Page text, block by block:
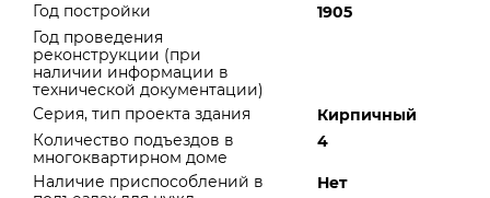
Год постройки
1905
Год проведения
реконструкции (при
наличии информации в
технической документации)
Серия, тип проекта здания
Кирпичный
Количество подъездов в
многоквартирном доме
4
Наличие приспособлений в
Нет